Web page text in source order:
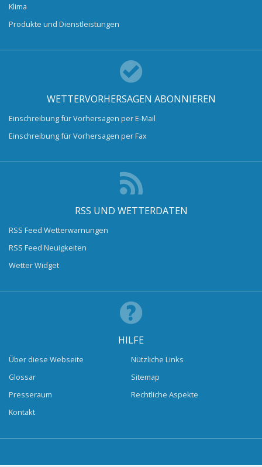
Klima
Produkte und Dienstleistungen
WETTERVORHERSAGEN ABONNIEREN
Einschreibung für Vorhersagen per E-Mail
Einschreibung für Vorhersagen per Fax
RSS UND WETTERDATEN
RSS Feed Wetterwarnungen
RSS Feed Neuigkeiten
Wetter Widget
HILFE
Über diese Webseite
Glossar
Presseraum
Kontakt
Nützliche Links
Sitemap
Rechtliche Aspekte